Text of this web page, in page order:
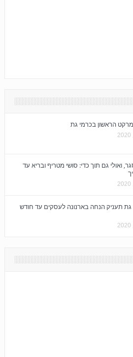
הראשון בכרמי גת
ואולי גם תוך כדי: סושי מטריף ובריא עד
גת תעניק הנחה בארנונה לעסקים עד חודש